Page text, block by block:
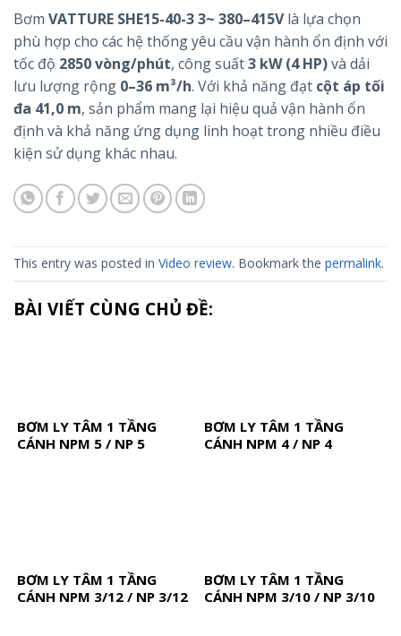
Bơm VATTURE SHE15-40-3 3~ 380–415Vlà lựa chọn
phù hợp cho các hệ thống yêu cầu vận hành ổn định với
tốc độ 2850 vòng/phút, công suất3 kW (4 HP)và dải
lưu lượng rộng 0–36 m³/h. Với khả năng đạt cột áp tối
đa 41,0 m, sản phẩm mang lại hiệu quả vận hành ổn
định và khả năng ứng dụng linh hoạt trong nhiều điều
kiện sử dụng khác nhau.
This entry was posted in Video review. Bookmark the permalink.
BÀI VIẾT CÙNG CHỦ ĐỀ:
BƠM LY TÂM 1 TẦNG
CÁNH NPM 5 / NP 5
BƠM LY TÂM 1 TẦNG
CÁNH NPM 4 / NP 4
BƠM LY TÂM 1 TẦNG
CÁNH NPM 3/12 / NP 3/12
BƠM LY TÂM 1 TẦNG
CÁNH NPM 3/10 / NP 3/10